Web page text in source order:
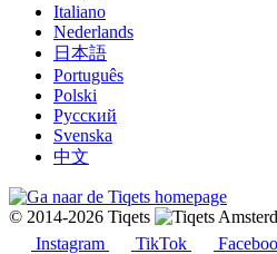
Italiano
Nederlands
日本語
Português
Polski
Русский
Svenska
中文
© 2014-2026 Tiqets
Instagram
TikTok